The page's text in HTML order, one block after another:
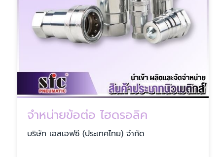
จำหน่ายข้อต่อ ไฮดรอลิค
บริษัท เอสเอฟซี (ประเทศไทย) จำกัด